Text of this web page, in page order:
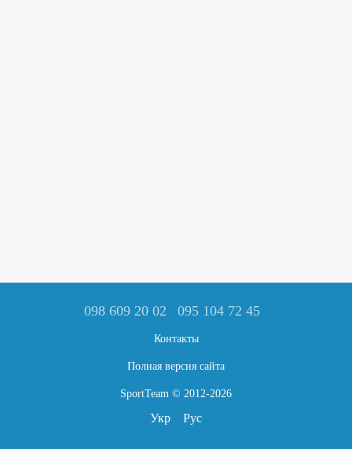
098 609 20 02 095 104 72 45
Контакты
Полная версия сайта
SportTeam © 2012-2026
Укр Рус